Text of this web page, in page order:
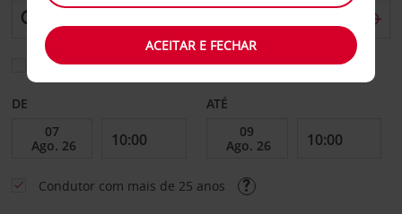
Escolher uma estação de devolução diferente
DE ATÉ
Condutor com mais de 25 anos
ACEITAR E FECHAR